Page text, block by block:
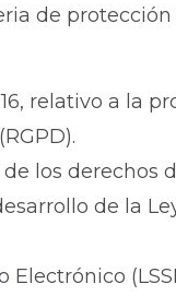
de
relativo a la
los derechos
de la